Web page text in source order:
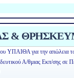
&
ΥΠΑΙΘΑ για την απώλεια
Α/θμιας Εκπ/σης σε